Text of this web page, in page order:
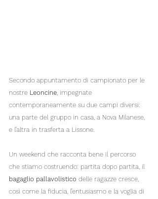
Secondo appuntamento di campionato per le
nostre Leoncine , impegnate
contemporaneamente su due campi diversi:
una parte del gruppo in casa, a Nova Milanese,
e l’altra in trasferta a Lissone.
Un weekend che racconta bene il percorso
che stiamo costruendo: partita dopo partita, il
bagaglio pallavolistico delle ragazze cresce,
così come la fiducia, l’entusiasmo e la voglia di